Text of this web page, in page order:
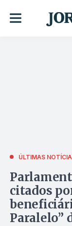
ÚLTIMAS
citados
Paralelo”